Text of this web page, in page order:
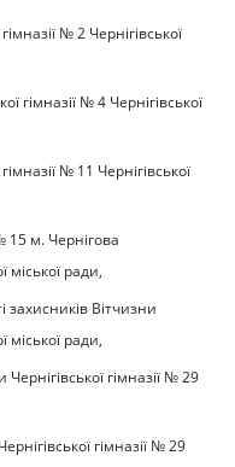
№ 2 Чернігівської
гімназії № 4 Чернігівської
№ 11 Чернігівської
15 м. Чернігова
міської ради,
захисників Вітчизни
міської ради,
гімназії № 29
гімназії № 29